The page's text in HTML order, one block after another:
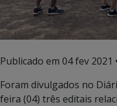
Publicado em 04 fev 2021
Foram divulgados no
feira (04) três editais